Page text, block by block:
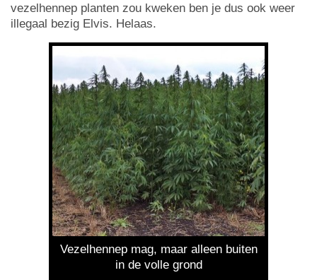
vezelhennep planten zou kweken ben je dus ook weer
illegaal bezig Elvis. Helaas.
Vezelhennep mag, maar alleen buiten
in de volle grond